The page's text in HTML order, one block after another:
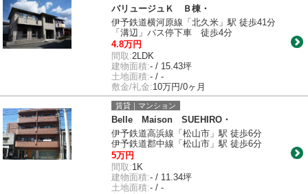
バリュージュＫ Ｂ棟・
伊予鉄道横河原線「北久米」駅 徒歩41分
「溝辺」バス停下車 徒歩4分
4.8万円
間取:2LDK
建物面積:- / 15.43坪
土地面積:- / -
敷金/礼金:10万円/0ヶ月
賃貸｜マンション
Belle Maison SUEHIRO・
伊予鉄道高浜線「松山市」駅 徒歩6分
伊予鉄道郡中線「松山市」駅 徒歩6分
5万円
間取:1K
建物面積:- / 11.34坪
土地面積:- / -